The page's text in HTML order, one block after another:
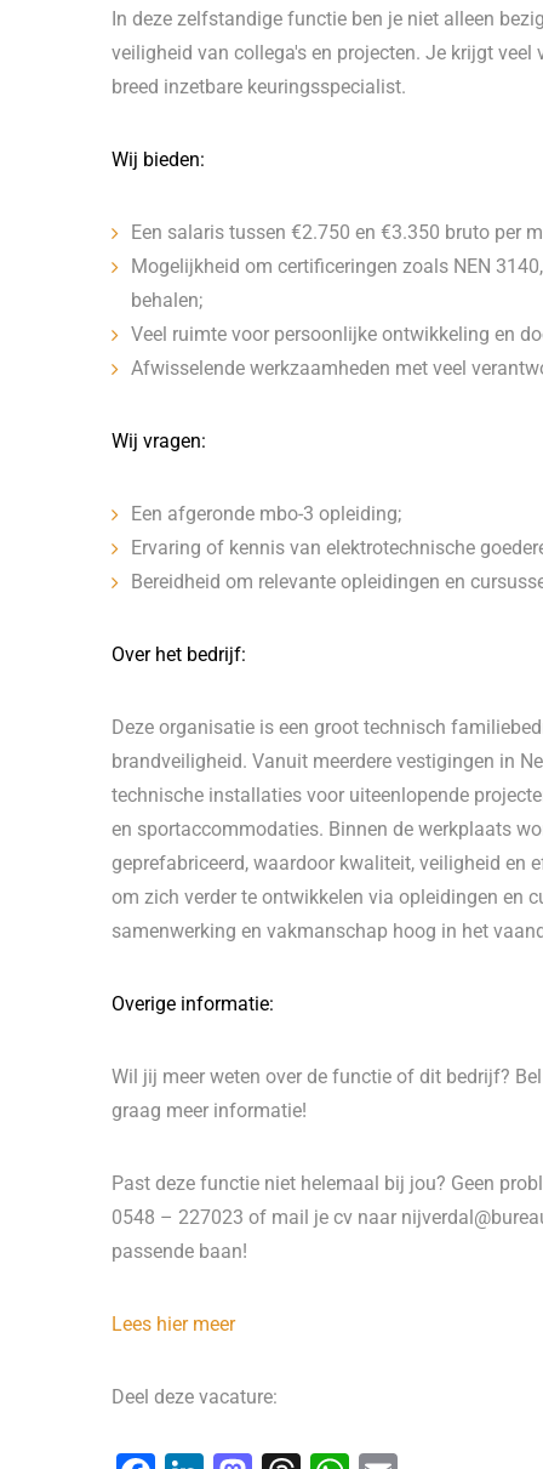
In deze zelfstandige functie ben je niet alleen
veiligheid van collega's en projecten. Je krijgt
breed inzetbare keuringsspecialist.
Wij bieden:
Een salaris tussen €2.750 en €3.350 bruto per
Mogelijkheid om certificeringen zoals NEN
behalen;
Veel ruimte voor persoonlijke ontwikkeling en
Afwisselende werkzaamheden met veel
Wij vragen:
Een afgeronde mbo-3 opleiding;
Ervaring of kennis van elektrotechnische
Bereidheid om relevante opleidingen en
Over het bedrijf:
Deze organisatie is een groot technisch
brandveiligheid. Vanuit meerdere vestigingen in
technische installaties voor uiteenlopende
en sportaccommodaties. Binnen de werkplaats
geprefabriceerd, waardoor kwaliteit, veiligheid en
om zich verder te ontwikkelen via opleidingen en
samenwerking en vakmanschap hoog in het
Overige informatie:
Wil jij meer weten over de functie of dit bedrijf?
graag meer informatie!
Past deze functie niet helemaal bij jou? Geen
0548 – 227023 of mail je cv naar
passende baan!
Lees hier meer
Deel deze vacature: